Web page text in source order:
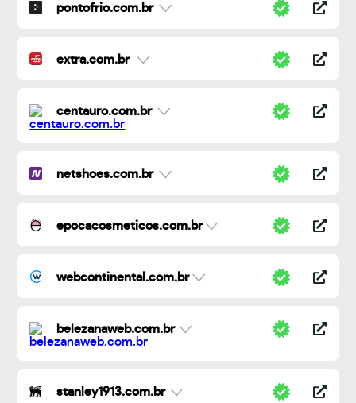
pontofrio.com.br
extra.com.br
centauro.com.br
netshoes.com.br
epocacosmeticos.com.br
webcontinental.com.br
belezanaweb.com.br
stanley1913.com.br